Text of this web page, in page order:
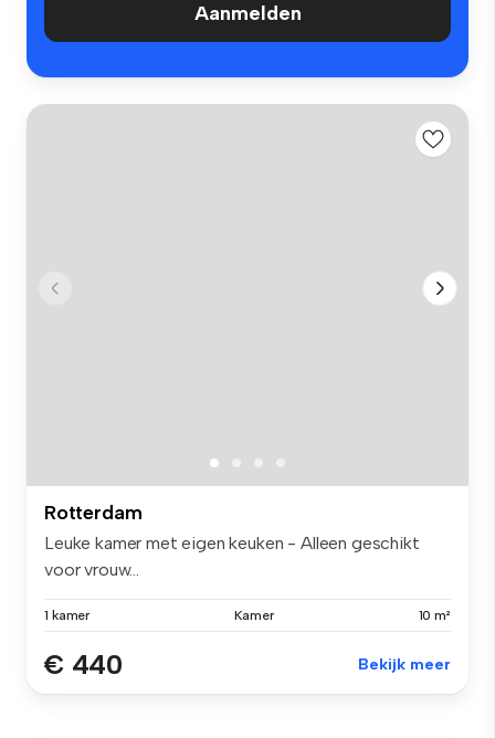
Aanmelden
Rotterdam
Leuke kamer met eigen keuken - Alleen geschikt
voor vrouw...
1 kamer Kamer 10 m²
€ 440 Bekijk meer